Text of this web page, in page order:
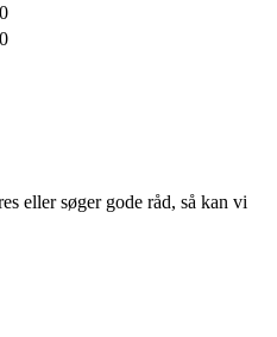
eller søger gode råd, så kan vi